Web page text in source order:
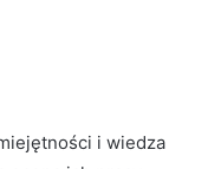
i wiedza